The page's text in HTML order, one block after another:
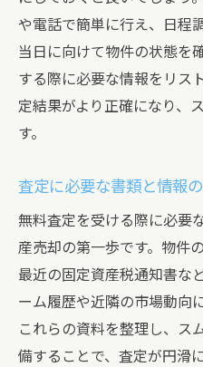
や電話で簡単に行え、日程
当日に向けて物件の状態を
する際に必要な情報をリス
定結果がより正確になり、
す。
査定に必要な書類と情報
無料査定を受ける際に必要
産売却の第一歩です。物件
最近の固定資産税通知書な
ーム履歴や近隣の市場動向
これらの資料を整理し、ス
備することで、査定が円滑